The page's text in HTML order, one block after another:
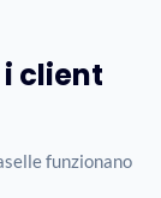
client
funzionano